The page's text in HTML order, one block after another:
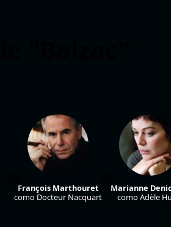
François Marthouret
como Docteur Nacquart
Marianne
como Adèle